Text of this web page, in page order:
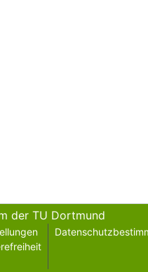
der TU Dortmund